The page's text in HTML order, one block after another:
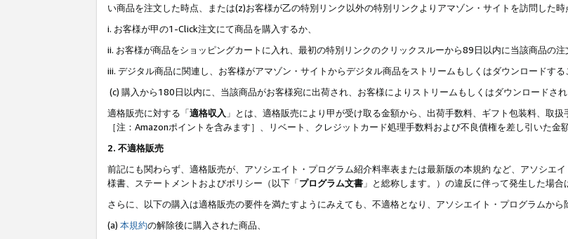
い商品を注文した時点、または(z)お客様が乙の特別リンク以外の特別リンクよりアマゾン・サイトを訪問した時
i. お客様が甲の1-Click注文にて商品を購入するか、
ii. お客様が商品をショッピングカートに入れ、最初の特別リンクのクリックスルーから89日以内に当該商品の
iii. デジタル商品に関連し、お客様がアマゾン・サイトからデジタル商品をストリームもしくはダウンロードする
(c) 購入から180日以内に、当該商品がお客様宛に出荷され、お客様によりストリームもしくはダウンロードさ
適格販売に対する「適格収入 」とは、適格販売により甲が受け取る金額から、出荷手数料、ギフト包装料、取
［注：Amazonポイントを含みます］、リベート、クレジットカード処理手数料および不良債権を差し引いた金
2. 不適格販売
前記にも関わらず、適格販売が、アソシエイト・プログラム紹介料率表または最新版の本規約 など、アソシエ
様書、ステートメントおよびポリシー（以下「プログラム文書 」と総称します。）の違反に伴って発生した場合
さらに、以下の購入は適格販売の要件を満たすようにみえても、不適格となり、アソシエイト・プログラムから
(a) 本規約の解除後に購入された商品、